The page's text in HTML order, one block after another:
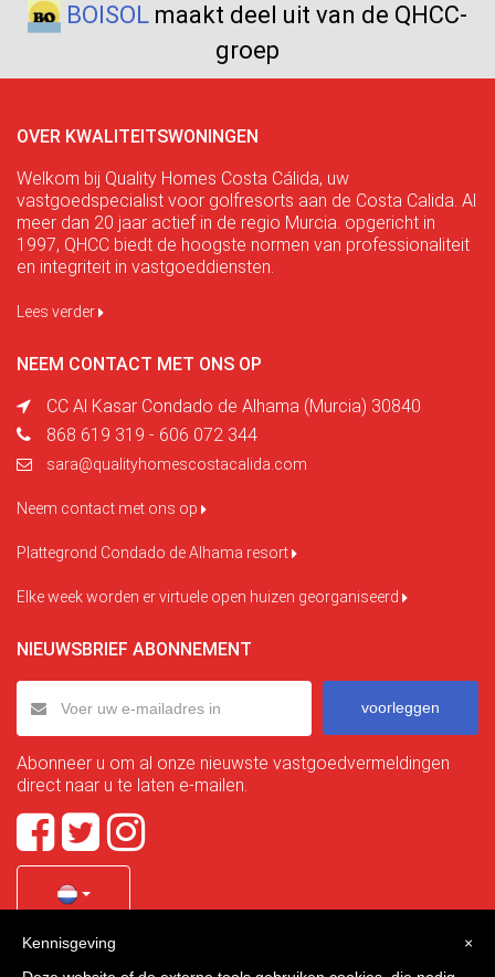
BOISOL maakt deel uit van de QHCC-
groep
OVER KWALITEITSWONINGEN
Welkom bij Quality Homes Costa Cálida, uw
vastgoedspecialist voor golfresorts aan de Costa Calida. Al
meer dan 20 jaar actief in de regio Murcia. opgericht in
1997, QHCC biedt de hoogste normen van professionaliteit
en integriteit in vastgoeddiensten.
Lees verder
NEEM CONTACT MET ONS OP
CC Al Kasar Condado de Alhama (Murcia) 30840
868 619 319 - 606 072 344
sara@qualityhomescostacalida.com
Neem contact met ons op
Plattegrond Condado de Alhama resort
Elke week worden er virtuele open huizen georganiseerd
NIEUWSBRIEF ABONNEMENT
voorleggen
Abonneer u om al onze nieuwste vastgoedvermeldingen
direct naar u te laten e-mailen.
Quality Homes Costa Calida is a registered trademark of
×
Kennisgeving